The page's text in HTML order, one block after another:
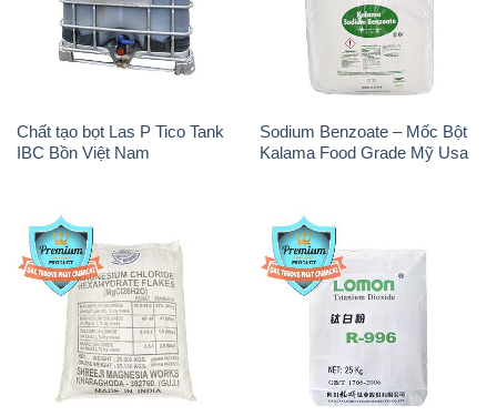
Chất tạo bọt Las P Tico Tank
IBC Bồn Việt Nam
Sodium Benzoate – Mốc Bột
Kalama Food Grade Mỹ Usa